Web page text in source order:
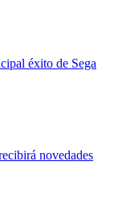
éxito de Sega
novedades